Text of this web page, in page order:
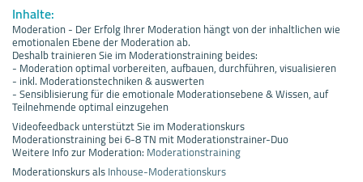
Inhalte:
Moderation - Der Erfolg Ihrer Moderation hängt von der inhaltlichen wie
emotionalen Ebene der Moderation ab.
Deshalb trainieren Sie im Moderationstraining beides:
- Moderation optimal vorbereiten, aufbauen, durchführen, visualisieren
- inkl. Moderationstechniken & auswerten
- Sensiblisierung für die emotionale Moderationsebene & Wissen, auf
Teilnehmende optimal einzugehen
Videofeedback unterstützt Sie im Moderationskurs
Moderationstraining bei 6-8 TN mit Moderationstrainer-Duo
Weitere Info zur Moderation: Moderationstraining
Moderationskurs alsInhouse-Moderationskurs